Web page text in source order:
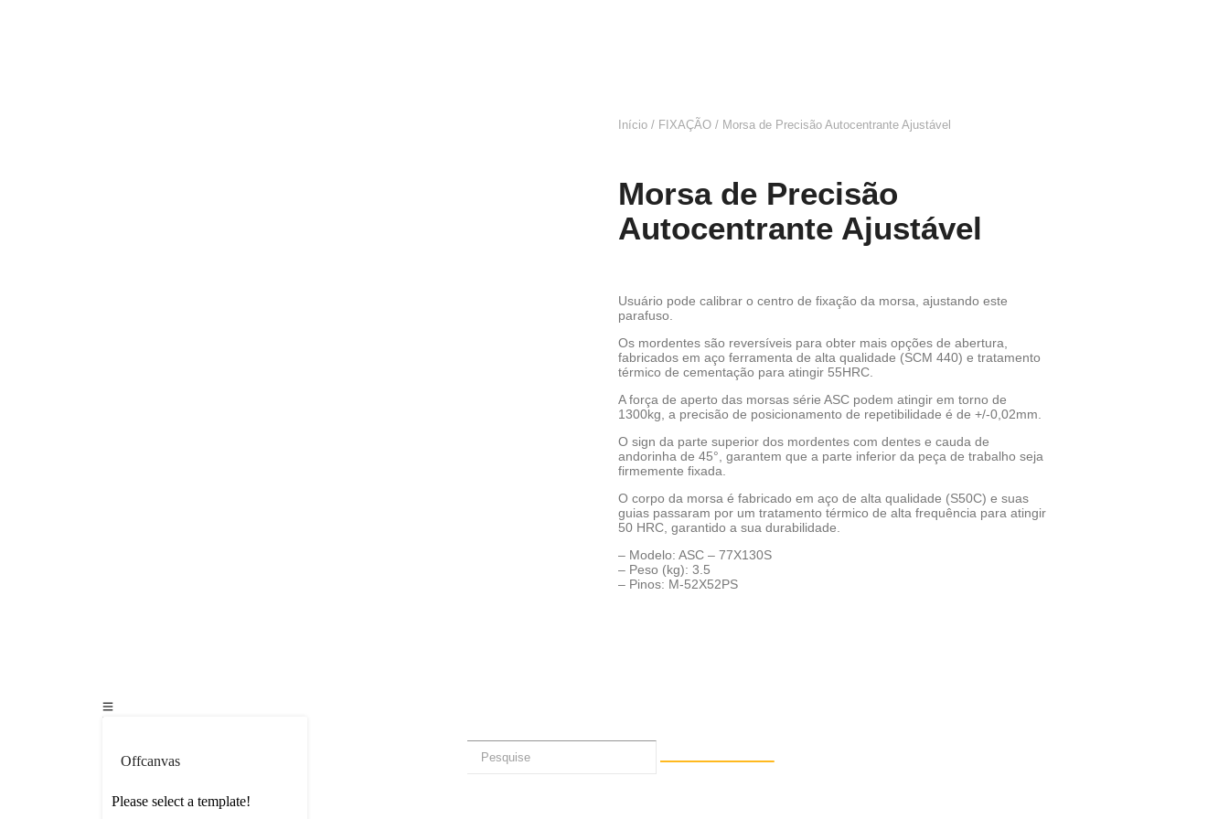
Início / FIXAÇÃO / Morsa de Precisão Autocentrante Ajustável
Morsa de Precisão
Autocentrante Ajustável
Usuário pode calibrar o centro de fixação da morsa, ajustando este
parafuso.
Os mordentes são reversíveis para obter mais opções de abertura,
fabricados em aço ferramenta de alta qualidade (SCM 440) e tratamento
térmico de cementação para atingir 55HRC.
A força de aperto das morsas série ASC podem atingir em torno de
1300kg, a precisão de posicionamento de repetibilidade é de +/-0,02mm.
O sign da parte superior dos mordentes com dentes e cauda de
andorinha de 45°, garantem que a parte inferior da peça de trabalho seja
firmemente fixada.
O corpo da morsa é fabricado em aço de alta qualidade (S50C) e suas
guias passaram por um tratamento térmico de alta frequência para atingir
50 HRC, garantido a sua durabilidade.
– Modelo: ASC – 77X130S
– Peso (kg): 3.5
– Pinos: M-52X52PS
Offcanvas
Please select a template!